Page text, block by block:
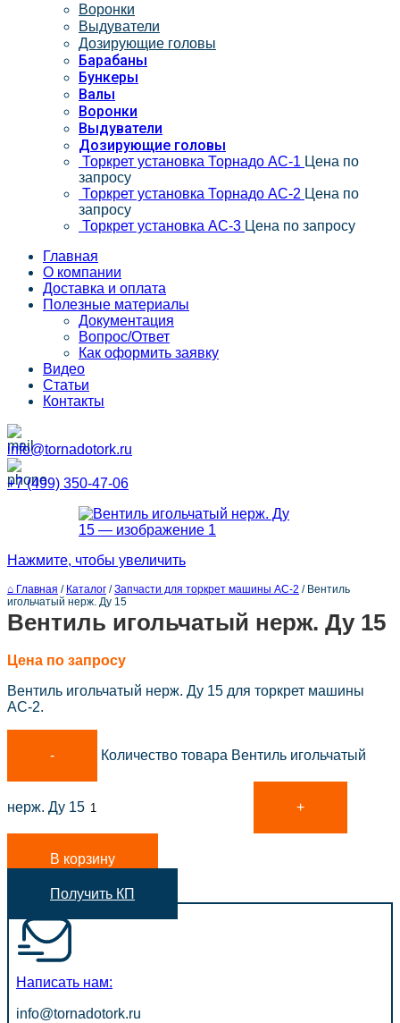
Воронки
Выдуватели
Дозирующие головы
Барабаны
Бункеры
Валы
Воронки
Выдуватели
Дозирующие головы
Торкрет установка Торнадо АС-1 Цена по
запросу
Торкрет установка Торнадо АС-2 Цена по
запросу
Торкрет установка АС-3 Цена по запросу
Главная
О компании
Доставка и оплата
Полезные материалы
Документация
Вопрос/Ответ
Как оформить заявку
Видео
Статьи
Контакты
info@tornadotork.ru
+7 (499) 350-47-06
Нажмите, чтобы увеличить
⌂ Главная / Каталог /Запчасти для торкрет машины АС-2 / Вентиль
игольчатый нерж. Ду 15
Вентиль игольчатый нерж. Ду 15
Цена по запросу
Вентиль игольчатый нерж. Ду 15 для торкрет машины
АС-2.
Количество товара Вентиль игольчатый
нерж. Ду 15
В корзину
Получить КП
Написать нам:
info@tornadotork.ru